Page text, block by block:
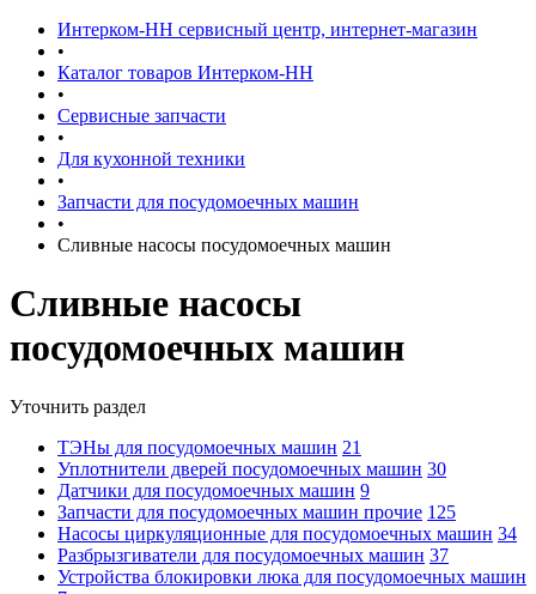
Интерком-НН сервисный центр, интернет-магазин
•
Каталог товаров Интерком-НН
•
Сервисные запчасти
•
Для кухонной техники
•
Запчасти для посудомоечных машин
•
Сливные насосы посудомоечных машин
Сливные насосы
посудомоечных машин
Уточнить раздел
ТЭНы для посудомоечных машин 21
Уплотнители дверей посудомоечных машин 30
Датчики для посудомоечных машин 9
Запчасти для посудомоечных машин прочие 125
Насосы циркуляционные для посудомоечных машин 34
Разбрызгиватели для посудомоечных машин 37
Устройства блокировки люка для посудомоечных машин